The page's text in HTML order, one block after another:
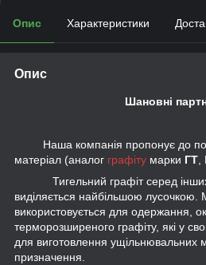
Опис Характеристики
Опис
Шановні
Наша компанія пропонує до
матеріал (аналог графіту марки ГТ
Тигельний графіт серед інших
виділяється найбільшою
використовується для одержання,
терморозширеного графіту, які у
для виготовлення ущільнювальних
призначення.